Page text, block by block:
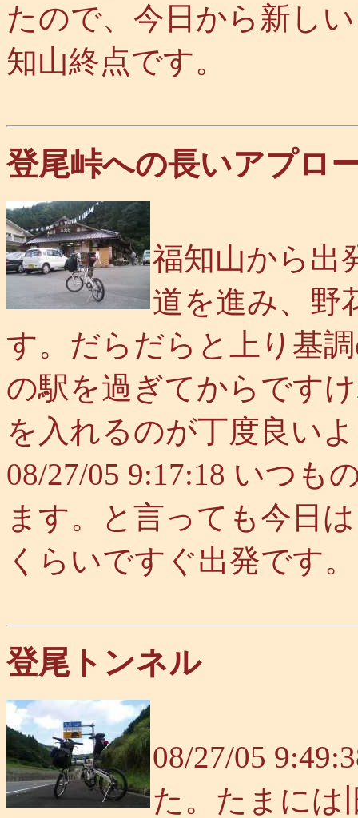
たので、今日から新し
知山終点です。
登尾峠への長いアプロ
福知山から出
道を進み、野
す。だらだらと上り基
の駅を過ぎてからです
を入れるのが丁度良い
08/27/05 9:17:18 いつも
ます。と言っても今日
くらいですぐ出発です。
登尾トンネル
08/27/05
た。たまには